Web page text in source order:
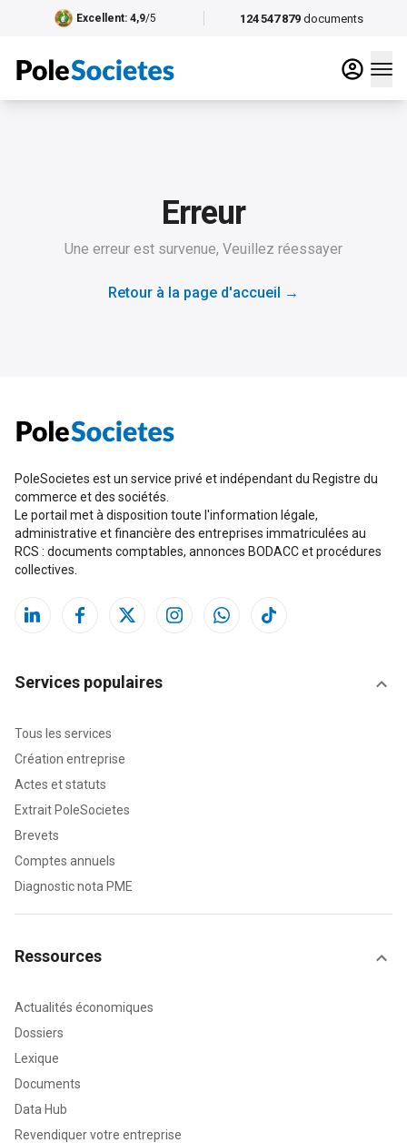
124 547 879 documents
Excellent: 4,9/5
Erreur
Une erreur est survenue, Veuillez réessayer
Retour à la page d'accueil →
PoleSocietes est un service privé et indépendant du Registre du
commerce et des sociétés.
Le portail met à disposition toute l'information légale,
administrative et financière des entreprises immatriculées au
RCS : documents comptables, annonces BODACC et procédures
collectives.
Services populaires
Tous les services
Création entreprise
Actes et statuts
Extrait PoleSocietes
Brevets
Comptes annuels
Diagnostic nota PME
Ressources
Actualités économiques
Dossiers
Lexique
Documents
Data Hub
Revendiquer votre entreprise